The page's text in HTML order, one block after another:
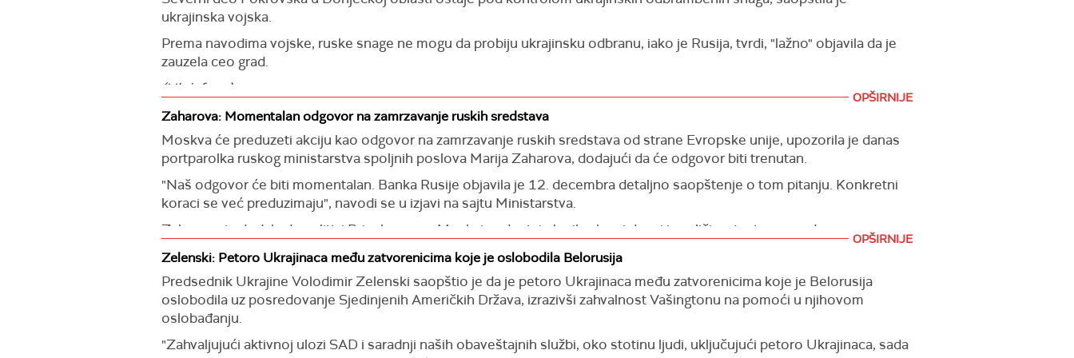
ukrajinska vojska.
Prema navodima vojske, ruske snage ne mogu da probiju ukrajinsku odbranu, iako je Rusija, tvrdi, "lažno" objavila da je
zauzela ceo grad.
(Ukrinform)
OPŠIRNIJE
Zaharova: Momentalan odgovor na zamrzavanje ruskih sredstava
Moskva će preduzeti akciju kao odgovor na zamrzavanje ruskih sredstava od strane Evropske unije, upozorila je danas
portparolka ruskog ministarstva spoljnih poslova Marija Zaharova, dodajući da će odgovor biti trenutan.
"Naš odgovor će biti momentalan. Banka Rusije objavila je 12. decembra detaljno saopštenje o tom pitanju. Konkretni
koraci se već preduzimaju", navodi se u izjavi na sajtu Ministarstva.
Zaharova je dodala da politici Brisela prema Moskvi nedostaje logika, kao i da pri tom liči na teatar apsurda.
"Raspolaganje našim suverenim sredstvima bez pristanka Ruske Federacije, bilo da je reč o blokiranju na neodređeno
vreme, konfiskaciji, ili pokušaju da se de fakto zaplena ovih sredstava predstavi kao vrsta zajma za reparaciju, apsolutno
je nezakonit akt kojim se u velikoj meri krši međunarodno pravo", naglasila je Zaharova.
Prema njenim rečima, kakav god pseudo-pravni trik Brisel pokuša da iskoristi kao opravdanje, radi se o banalnoj krađi.
Evropska unija je potvrdila odluku da na neodređeno vreme zamrzne sredstva ruskih centralnih banaka koja se nalaze u
OPŠIRNIJE
Zelenski: Petoro Ukrajinaca među zatvorenicima koje je oslobodila Belorusija
Predsednik Ukrajine Volodimir Zelenski saopštio je da je petoro Ukrajinaca među zatvorenicima koje je Belorusija
oslobodila uz posredovanje Sjedinjenih Američkih Država, izrazivši zahvalnost Vašingtonu na pomoći u njihovom
oslobađanju.
"Zahvaljujući aktivnoj ulozi SAD i saradnji naših obaveštajnih službi, oko stotinu ljudi, uključujući petoro Ukrajinaca, sada